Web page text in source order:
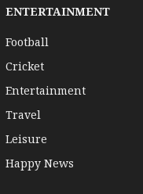
ENTERTAINMENT
Football
Cricket
Entertainment
Travel
Leisure
Happy News